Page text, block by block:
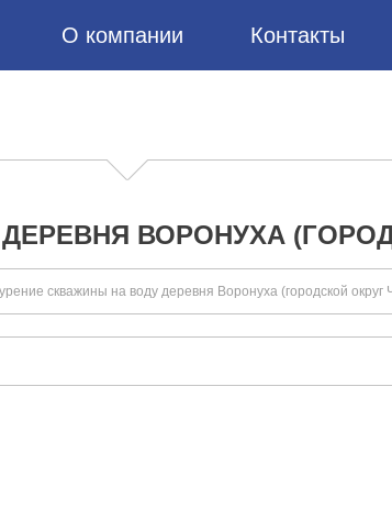
О компании Контакты
ВОРОНУХА
скважины на воду деревня Воронуха (городской округ